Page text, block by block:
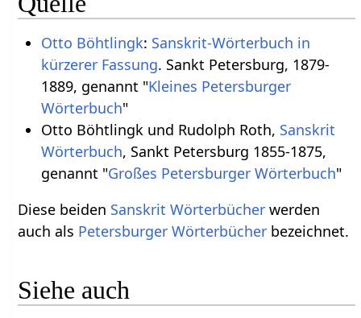
Otto Böhtlingk: Sanskrit-Wörterbuch in
kürzerer Fassung. Sankt Petersburg, 1879-
1889, genannt "Kleines Petersburger
Wörterbuch"
Otto Böhtlingk und Rudolph Roth, Sanskrit
Wörterbuch, Sankt Petersburg 1855-1875,
genannt "Großes Petersburger Wörterbuch"
Diese beiden Sanskrit Wörterbücher werden
auch als Petersburger Wörterbücher bezeichnet.
Siehe auch